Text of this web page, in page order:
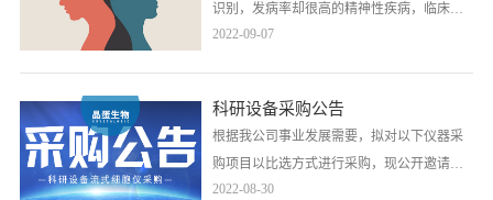
识别，发病率却很高的精神性疾病，临床上
常表现出狂躁及抑郁交替的症状，情绪时而
现为抑郁，青少年期存在约半年至一年的亢
奋期，25-30岁左右为爆发期。躁郁症表现出
较高的自杀倾向。有研究表明，躁郁症患者
2022-09-07
科研设备采购公告
根据我公司事业发展需要，拟对以下仪器采
购项目以比选方式进行采购，现公开邀请符
合资格条件的供应商参加。以征集潜在投标
2022-08-30